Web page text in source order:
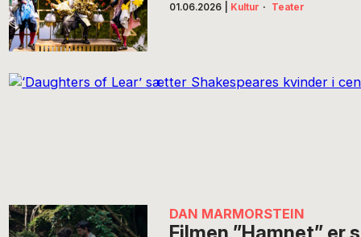
01.06.2026 Kultur · Teater
DAN MARMORSTEIN